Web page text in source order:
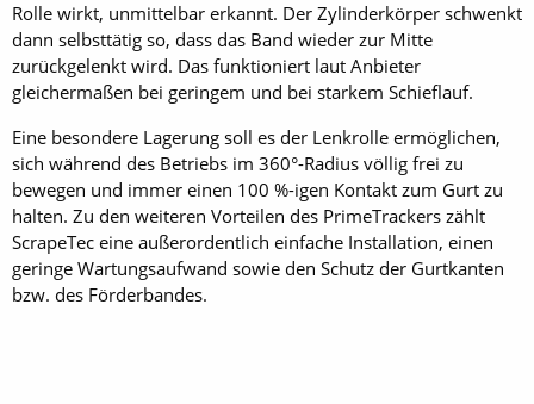
Rolle wirkt, unmittelbar erkannt. Der Zylinderkörper schwenkt
dann selbsttätig so, dass das Band wieder zur Mitte
zurückgelenkt wird. Das funktioniert laut Anbieter
gleichermaßen bei geringem und bei starkem Schieflauf.
Eine besondere Lagerung soll es der Lenkrolle ermöglichen,
sich während des Betriebs im 360°-Radius völlig frei zu
bewegen und immer einen 100 %-igen Kontakt zum Gurt zu
halten. Zu den weiteren Vorteilen des PrimeTrackers zählt
ScrapeTec eine außerordentlich einfache Installation, einen
geringe Wartungsaufwand sowie den Schutz der Gurtkanten
bzw. des Förderbandes.